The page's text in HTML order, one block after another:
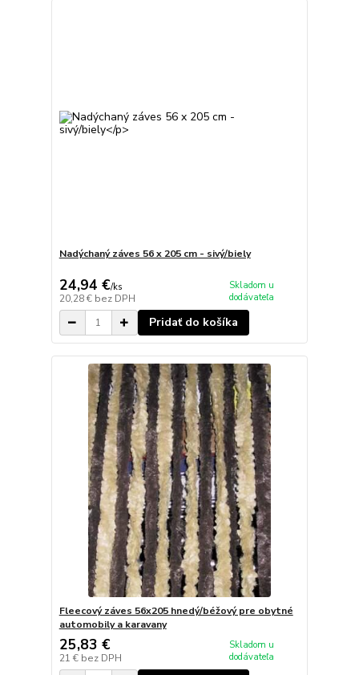
Nadýchaný záves 56 x 205 cm - sivý/biely
24,94 €/ks
20,28 € bez DPH
Skladom u
dodávateľa
Pridať do košíka
Fleecový záves 56x205 hnedý/béžový pre obytné
automobily a karavany
25,83 €
21 € bez DPH
Skladom u
dodávateľa